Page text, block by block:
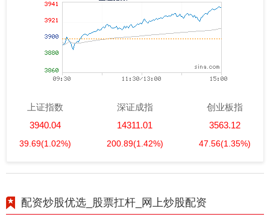
上证指数
3940.04
39.69(1.02%)
深证成指
14311.01
200.89(1.42%)
创业板指
3563.12
47.56(1.35%)
配资炒股优选_股票扛杆_网上炒股配资